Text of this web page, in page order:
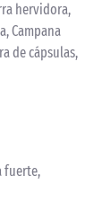
hervidora,
Campana
de cápsulas,
fuerte,